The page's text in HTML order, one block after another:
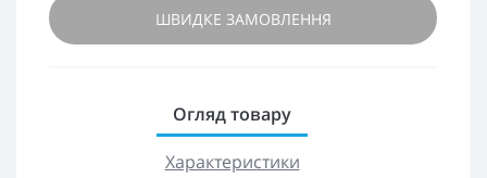
ШВИДКЕ ЗАМОВЛЕННЯ
Огляд товару
Характеристики